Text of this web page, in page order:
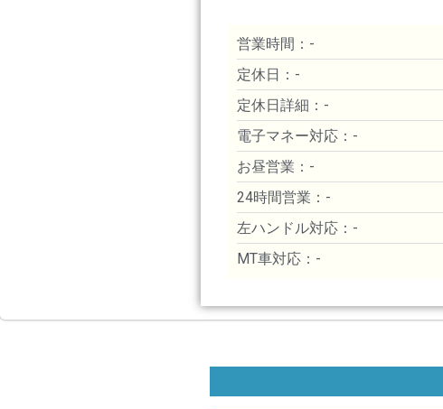
営業時間：-
定休日：-
定休日詳細：-
電子マネー対応：-
お昼営業：-
24時間営業：-
左ハンドル対応：-
MT車対応：-